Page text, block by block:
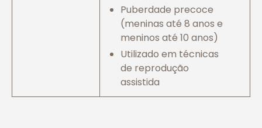
Puberdade precoce
(meninas até 8 anos e
meninos até 10 anos)
Utilizado em técnicas
de reprodução
assistida